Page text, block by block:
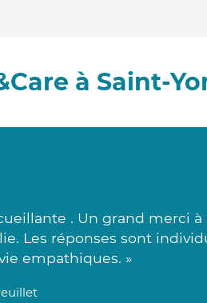
à Saint-
. Un grand merci
Les réponses sont
empathiques. »